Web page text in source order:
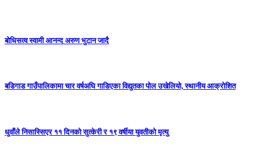
बोधिसत्व स्वामी आनन्द अरुण भुटान जादै
बडिगाड गाउँपालिकामा चार वर्षअघि गाडिएका विद्युतका पोल उखेलियो, स्थानीय आक्रोशित
धुवाँले निसास्सिएर ११ दिनको सुत्केरी र १९ वर्षीया युवतीको मृत्यु